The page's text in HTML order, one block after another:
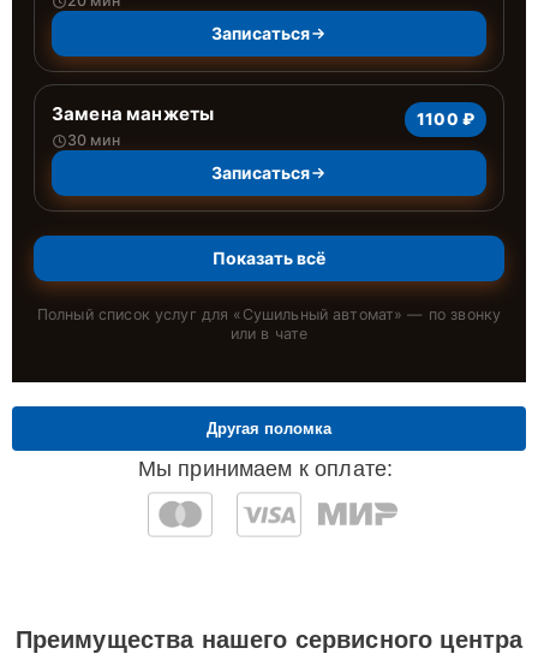
Записаться
Замена манжеты
30 мин
1100 ₽
Записаться
Показать всё
Полный список услуг для « Сушильный автомат» — по звонку
или в чате
Мы принимаем к оплате:
Другая поломка
Преимущества нашего сервисного центра